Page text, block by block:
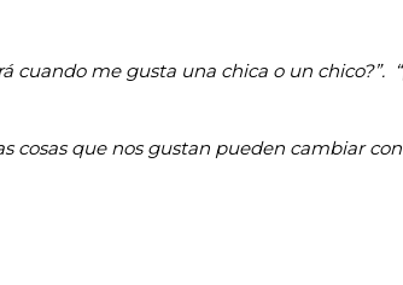
cuando me gusta una chica o un chico?”.
cosas que nos gustan pueden cambiar